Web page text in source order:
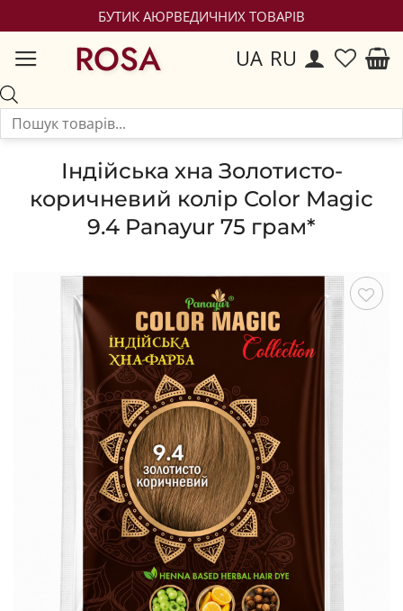
БУТИК АЮРВЕДИЧНИХ ТОВАРІВ
ROSA UA RU
Індійська хна Золотисто-
коричневий колір Color Magic
9.4 Panayur 75 грам*
Зберегти